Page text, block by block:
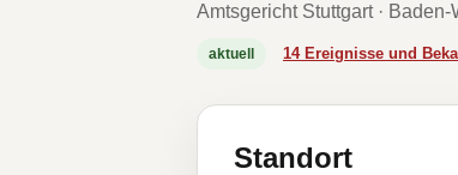
Amtsgericht Stuttgart · Baden-
aktuell 14 Ereignisse und
Standort